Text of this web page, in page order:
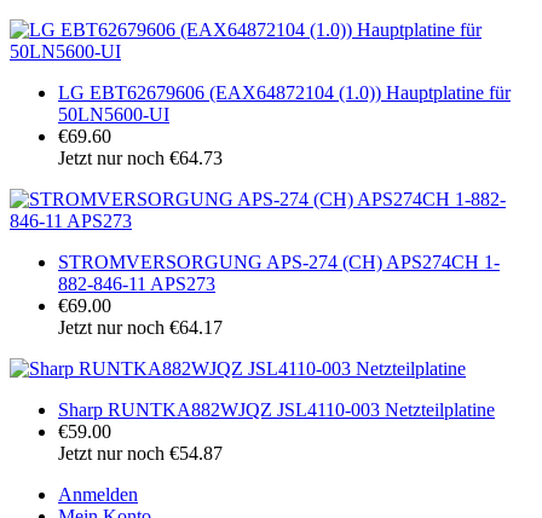
LG EBT62679606 (EAX64872104 (1.0)) Hauptplatine für
50LN5600-UI
€69.60
Jetzt nur noch €64.73
STROMVERSORGUNG APS-274 (CH) APS274CH 1-
882-846-11 APS273
€69.00
Jetzt nur noch €64.17
Sharp RUNTKA882WJQZ JSL4110-003 Netzteilplatine
€59.00
Jetzt nur noch €54.87
Anmelden